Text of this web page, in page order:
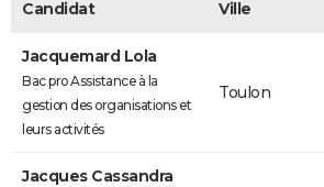
Candidat Ville
Jacquemard Lola
Bac pro Assistance à la
gestion des organisations et
leurs activités
Toulon
Jacques Cassandra